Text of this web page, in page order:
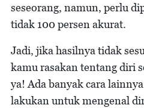
seseorang, namun, perlu
tidak 100 persen akurat.
Jadi, jika hasilnya tidak
kamu rasakan tentang diri
ya! Ada banyak cara
lakukan untuk mengenal